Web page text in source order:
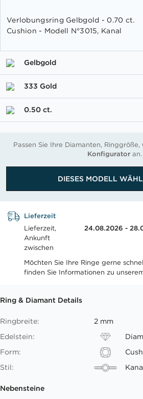
Anfang
der
Bildgalerie
Verlobungsring Gelbgold - 0.70 ct.
Cushion - Modell N°3015, Kanal
Gelbgold
333 Gold
0.50 ct.
Passen Sie Ihre Diamanten,
Konfiguratoran.
DIESES MODELL
Lieferzeit
Lieferzeit,
Ankunft
zwischen
24.08.2026 -
Möchten Sie Ihre Ringe gerne
finden Sie Informationen zu
Ring & Diamant Details
Ringbreite:
2 mm
Edelstein:
Form:
Stil:
Nebensteine